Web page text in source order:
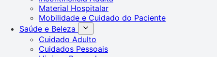
Material Hospitalar
Mobilidade e Cuidado do Paciente
Saúde e Beleza
Cuidado Adulto
Cuidados Pessoais